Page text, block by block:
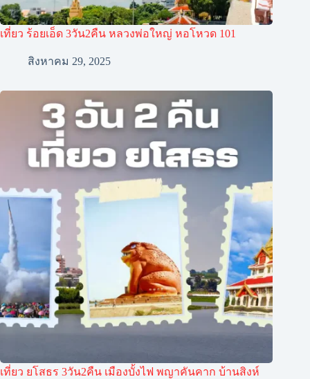
เที่ยว ร้อยเอ็ด 3วัน2คืน หลวงพ่อใหญ่ หอโหวด 101
สิงหาคม 29, 2025
เที่ยว ยโสธร 3วัน2คืน เมืองบั้งไฟ พญาคันคาก บ้านสิงห์